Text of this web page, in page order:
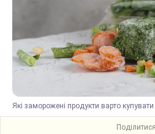
Які заморожені продукти варто